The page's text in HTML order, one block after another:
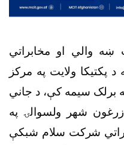
والي او مخابراتي
پکتیکا ولایت په مرکز
برلک سیمه کې، د جاني
شهر ولسوالۍ په
شرکت سلام شبکې